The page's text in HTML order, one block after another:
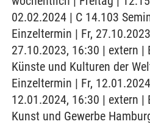
02.02.2024 | C 14.103
Einzeltermin | Fr,
27.10.2023, 16:30 | extern |
Künste und Kulturen der
Einzeltermin | Fr,
12.01.2024, 16:30 | extern |
Kunst und Gewerbe